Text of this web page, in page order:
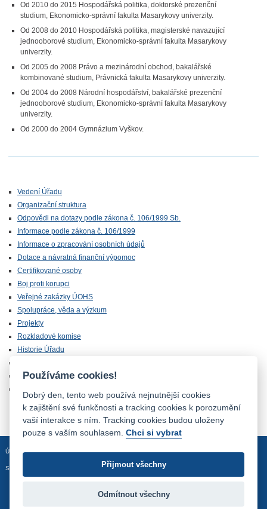
Od 2010 do 2015 Hospodářská politika, doktorské prezenční
studium, Ekonomicko-správní fakulta Masarykovy univerzity.
Od 2008 do 2010 Hospodářská politika, magisterské navazující
jednooborové studium, Ekonomicko-správní fakulta Masarykovy
univerzity.
Od 2005 do 2008 Právo a mezinárodní obchod, bakalářské
kombinované studium, Právnická fakulta Masarykovy univerzity.
Od 2004 do 2008 Národní hospodářství, bakalářské prezenční
jednooborové studium, Ekonomicko-správní fakulta Masarykovy
univerzity.
Od 2000 do 2004 Gymnázium Vyškov.
Vedení Úřadu
Organizační struktura
Odpovědi na dotazy podle zákona č. 106/1999 Sb.
Informace podle zákona č. 106/1999
Informace o zpracování osobních údajů
Dotace a návratná finanční výpomoc
Certifikované osoby
Boj proti korupci
Veřejné zakázky ÚOHS
Spolupráce, věda a výzkum
Projekty
Rozkladové komise
Historie Úřadu
Kariérní den
Úvodní stránka Mapa stránek Prohlášení o přístupnosti
Sledujte nás:
Používáme cookies!
Dobrý den, tento web používá nejnutnější cookies
k zajištění své funkčnosti a tracking cookies k porozumění
vaší interakce s ním. Tracking cookies budou uloženy
pouze s vaším souhlasem.Chci si vybrat
Přijmout všechny
Odmítnout všechny